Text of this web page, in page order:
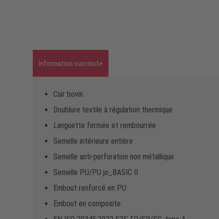
Information succincte
Cuir bovin
Doublure textile à régulation thermique
Languette fermée et rembourrée
Semelle intérieure entière
Semelle anti-perforation non métallique
Semelle PU/PU jo_BASIC II
Embout renforcé en PU
Embout en composite